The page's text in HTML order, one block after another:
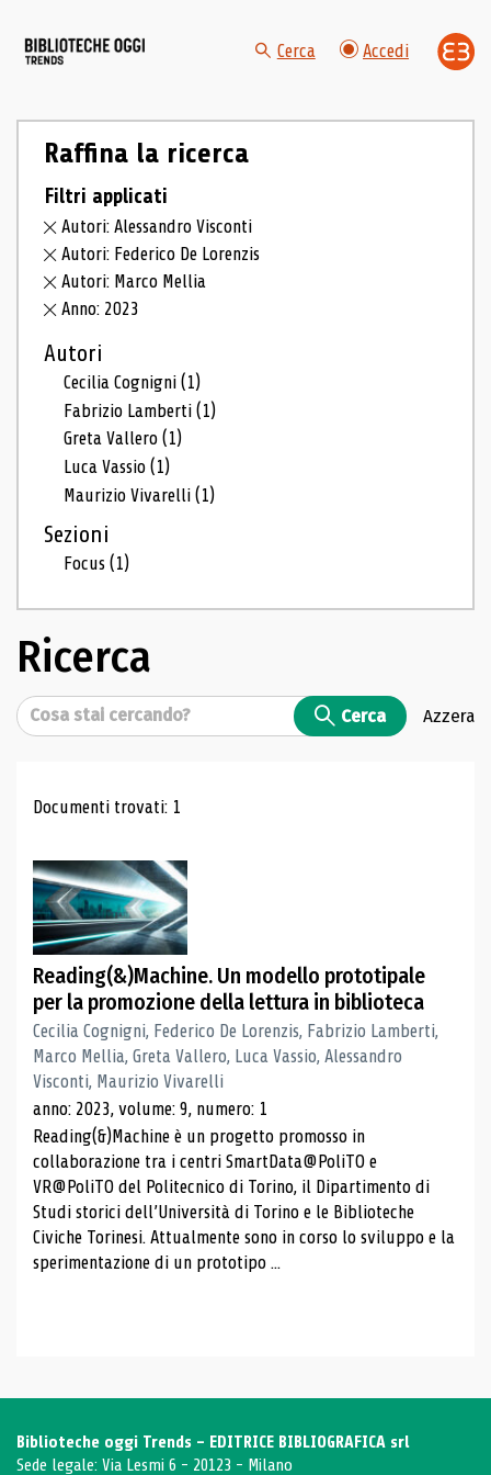
Cerca Accedi
Raffina la ricerca
Filtri applicati
Autori: Alessandro Visconti
Autori: Federico De Lorenzis
Autori: Marco Mellia
Anno: 2023
Autori
Cecilia Cognigni(1)
Fabrizio Lamberti(1)
Greta Vallero(1)
Luca Vassio(1)
Maurizio Vivarelli(1)
Sezioni
Focus(1)
Ricerca
Cerca Cerca Azzera
Risultati di ricerca
Documenti trovati: 1
Reading(&)Machine. Un modello prototipale
per la promozione della lettura in biblioteca
Cecilia Cognigni, Federico De Lorenzis, Fabrizio Lamberti,
Marco Mellia, Greta Vallero, Luca Vassio, Alessandro
Visconti, Maurizio Vivarelli
anno: 2023, volume: 9, numero: 1
Reading(&)Machine è un progetto promosso in
collaborazione tra i centri SmartData@PoliTO e
VR@PoliTO del Politecnico di Torino, il Dipartimento di
Studi storici dell’Università di Torino e le Biblioteche
Civiche Torinesi. Attualmente sono in corso lo sviluppo e la
sperimentazione di un prototipo ...
Biblioteche oggi Trends - EDITRICE BIBLIOGRAFICA srl
Sede legale: Via Lesmi 6 - 20123 - Milano